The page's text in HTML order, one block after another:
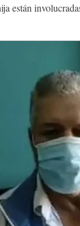
están